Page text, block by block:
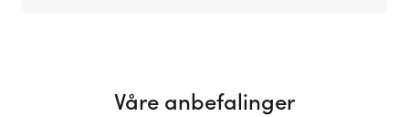
Våre anbefalinger